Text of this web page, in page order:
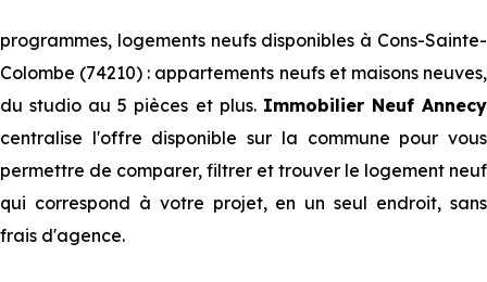
programmes, logements neufs disponibles à Cons-Sainte-
Colombe (74210) : appartements neufs et maisons neuves,
du studio au 5 pièces et plus. Immobilier Neuf Annecy
centralise l'offre disponible sur la commune pour vous
permettre de comparer, filtrer et trouver le logement neuf
qui correspond à votre projet, en un seul endroit, sans
frais d'agence.